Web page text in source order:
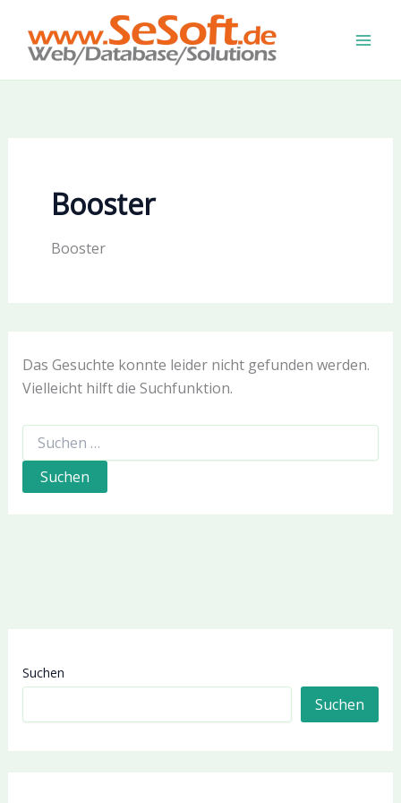
Inhalt
springen
Booster
Booster
Das Gesuchte konnte leider nicht gefunden werden.
Vielleicht hilft die Suchfunktion.
Suchen
nach:
Suchen
Suchen